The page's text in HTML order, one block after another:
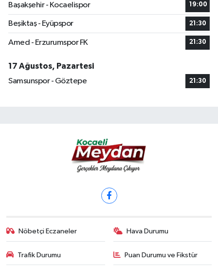
Başakşehir - Kocaelispor
19:00
Beşiktaş - Eyüpspor 21:30
Amed - Erzurumspor FK 21:30
17 Ağustos, Pazartesi
Samsunspor - Göztepe
21:30
Nöbetçi Eczaneler Hava Durumu
Trafik Durumu Puan Durumu ve Fikstür